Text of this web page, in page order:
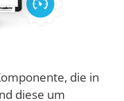
die in
diese um